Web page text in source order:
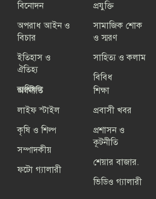
তারেক রহমানের বিরুদ্ধে যারা কথা বলে
তারা গণতন্ত্রের শত্রু: বিএনপি মহাসচিব
আইসিসি ওয়ানডে র‌্যাংকিংয়ে নবম স্থানে
বাংলাদেশ
বিএনপি এবং ১১ টি অঙ্গ ও সহযোগী
সংগঠন ছাড়া বিএনপির নামের বাকী সব
গণতন্ত্রকে প্রাতিষ্ঠানিক রূপ দিতে ঐক্য
বজায় রাখার আহ্বান বেগম খালেদা জিয়ার
বিনোদন
অপরাধ আইন ও
বিচার
ইতিহাস ও
ঐতিহ্য
রাশিফল
প্রযুক্তি
সামাজিক শোক
ও স্মরণ
সাহিত্য ও কলাম
বিবিধ
অর্থনীতি
লাইফ স্টাইল
কৃষি ও শিল্প
সম্পাদকীয়
ফটো গ্যালারী
শিক্ষা
প্রবাসী খবর
প্রশাসন ও
কূটনীতি
শেয়ার বাজার.
ভিডিও গ্যালারী